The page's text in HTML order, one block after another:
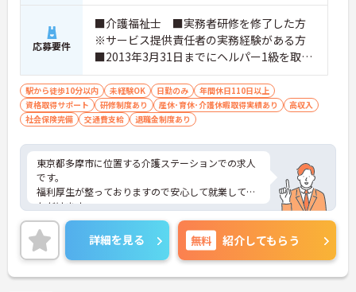
応募要件
■介護福祉士 ■実務者研修を修了した方
※サービス提供責任者の実務経験がある方
■2013年3月31日までにヘルパー1級を取得
もしくは介護職員基礎研修を修了した方 ■
パソコンの基本操作（ワード、エクセル）
ができる方
駅から徒歩10分以内 未経験OK 日勤のみ
年間休日110日以上
資格取得サポート
研修制度あり 産休･育休･介護休暇取得実績あり
高収入
社会保険完備
交通費支給 退職金制度あり
東京都多摩市に位置する介護ステーションでの求人
です。
福利厚生が整っておりますので安心して就業してい
ただけます。
年間休日110日、残業もほとんどありませんので、
メリハリつけてご就業いただけます。
ご興味のある方はお気軽にお問い合わせ下さい。
詳細を見る 無料 紹介してもらう